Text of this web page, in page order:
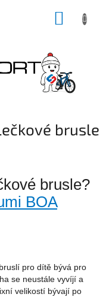
brusle
brusle?
BOA
pro dítě bývá pro
se neustále vyvíjí a
velikostí bývají po